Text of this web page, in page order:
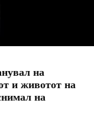
на
и животот на
на